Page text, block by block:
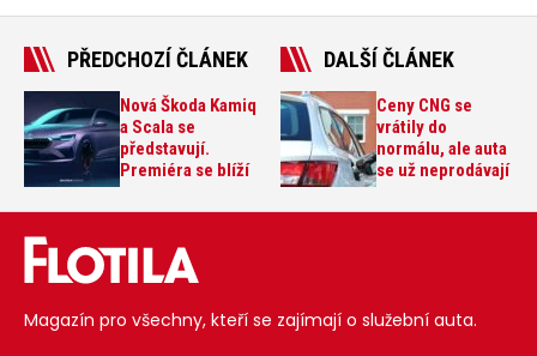
PŘEDCHOZÍ ČLÁNEK
Nová Škoda Kamiq
a Scala se
představují.
Premiéra se blíží
DALŠÍ ČLÁNEK
Ceny CNG se
vrátily do
normálu, ale auta
se už neprodávají
Magazín pro všechny, kteří se zajímají o služební auta.